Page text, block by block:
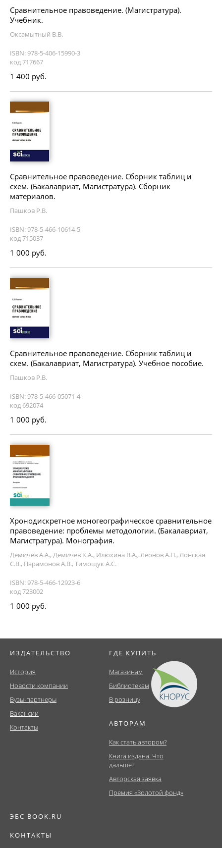
Сравнительное правоведение. (Магистратура).
Учебник.
Оксамытный В.В.
ISBN: 978-5-406-15990-3
код 717667
1 400 руб.
Сравнительное правоведение. Сборник таблиц и
схем. (Бакалавриат, Магистратура). Сборник
материалов.
Пашков Р.В.
ISBN: 978-5-466-10614-5
код 715037
1 000 руб.
Сравнительное правоведение. Сборник таблиц и
схем. (Бакалавриат, Магистратура). Учебное пособие.
Пашков Р.В.
ISBN: 978-5-466-05071-4
код 692074
1 000 руб.
Хронодискретное моногеографическое сравнительное
правоведение: проблемы методологии. (Бакалавриат,
Магистратура). Монография.
Демичев А.А., Демичев К.А., Илюхина В.А., Леонов А.П., Лонская
С.В., Парамонов А.В., Тимощук А.С.
ISBN: 978-5-466-12923-6
код 723002
1 000 руб.
ИЗДАТЕЛЬСТВО
История
Новости компании
Вузы-партнеры
Вакансии
Контакты
ГДЕ КУПИТЬ
Магазинам
Библиотекам
В розницу
АВТОРАМ
Как стать автором?
Книга издана. Что
дальше?
Авторская заявка
Премия «Золотой фонд»
ЭБС BOOK.RU
КОНТАКТЫ